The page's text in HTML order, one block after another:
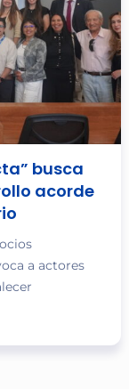
busca
acorde
a actores